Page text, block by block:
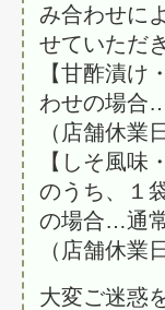
み合わせに
せていただ
【甘酢漬け
わせの場合
（店舗休業
【しそ風味
のうち、１
の場合…通
（店舗休業
大変ご迷惑